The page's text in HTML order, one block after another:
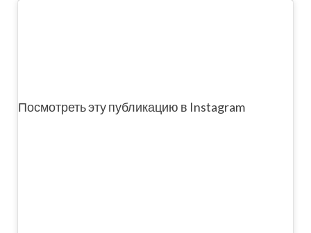
Посмотреть эту публикацию в Instagram